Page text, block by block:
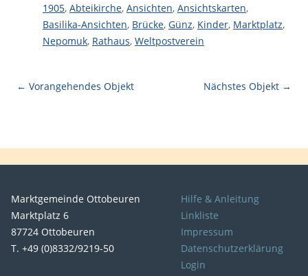
1905, Abteikirche, Ansichten, Ansichtskarten,
Basilika-Ansichten, Brücke, Günz, Kinder, Marktplatz,
Nepomuk, Rathaus, Weltpostverein
← Vorangehendes Objekt Nächstes Objekt →
Marktgemeinde Ottobeuren
Marktplatz 6
87724 Ottobeuren
T. +49 (0)8332/9219-50
Hilfe & Anleitung
Linkliste
Impressum
Datenschutzerklärung
Login